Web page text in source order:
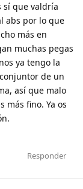
sí que valdría
abs por lo que
más en
muchas pegas
ya tengo la
de un
así que malo
más fino. Ya os
Responder